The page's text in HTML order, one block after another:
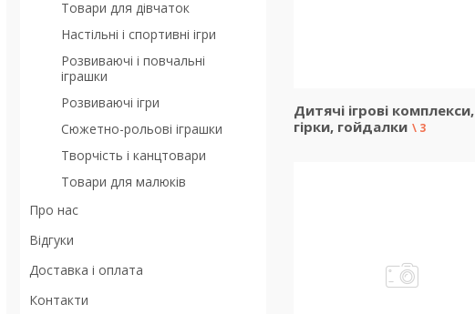
Товари для дівчаток
Настільні і спортивні ігри
Розвиваючі і повчальні
іграшки
Розвиваючі ігри
Сюжетно-рольові іграшки
Творчість і канцтовари
Товари для малюків
Про нас
Відгуки
Доставка і оплата
Контакти
Дитячі ігрові комплекси,
гірки, гойдалки
3